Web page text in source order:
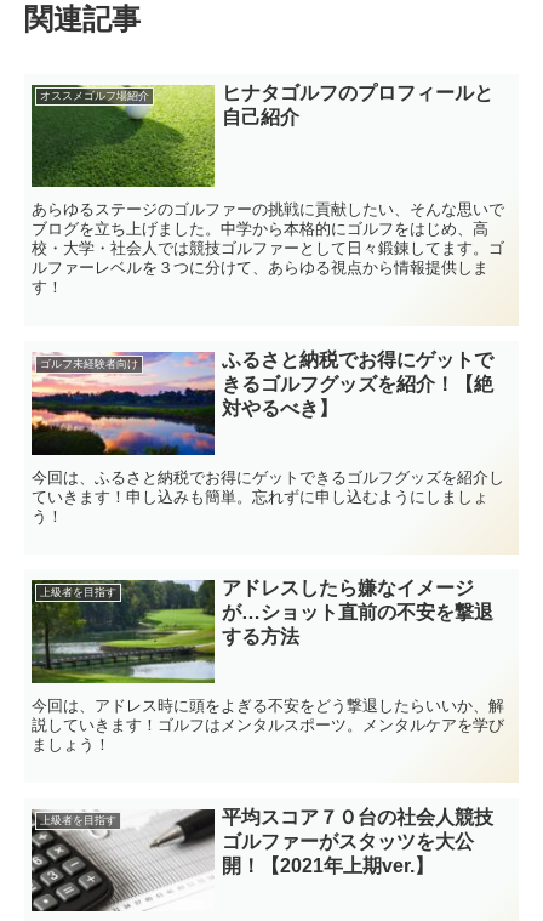
関連記事
オススメゴルフ場紹介
ヒナタゴルフのプロフィールと
自己紹介
あらゆるステージのゴルファーの挑戦に貢献したい、そんな思いで
ブログを立ち上げました。中学から本格的にゴルフをはじめ、高
校・大学・社会人では競技ゴルファーとして日々鍛錬してます。ゴ
ルファーレベルを３つに分けて、あらゆる視点から情報提供しま
す！
ゴルフ未経験者向け
ふるさと納税でお得にゲットで
きるゴルフグッズを紹介！【絶
対やるべき】
今回は、ふるさと納税でお得にゲットできるゴルフグッズを紹介し
ていきます！申し込みも簡単。忘れずに申し込むようにしましょ
う！
上級者を目指す
アドレスしたら嫌なイメージ
が…ショット直前の不安を撃退
する方法
今回は、アドレス時に頭をよぎる不安をどう撃退したらいいか、解
説していきます！ゴルフはメンタルスポーツ。メンタルケアを学び
ましょう！
上級者を目指す
平均スコア７０台の社会人競技
ゴルファーがスタッツを大公
開！【2021年上期ver.】